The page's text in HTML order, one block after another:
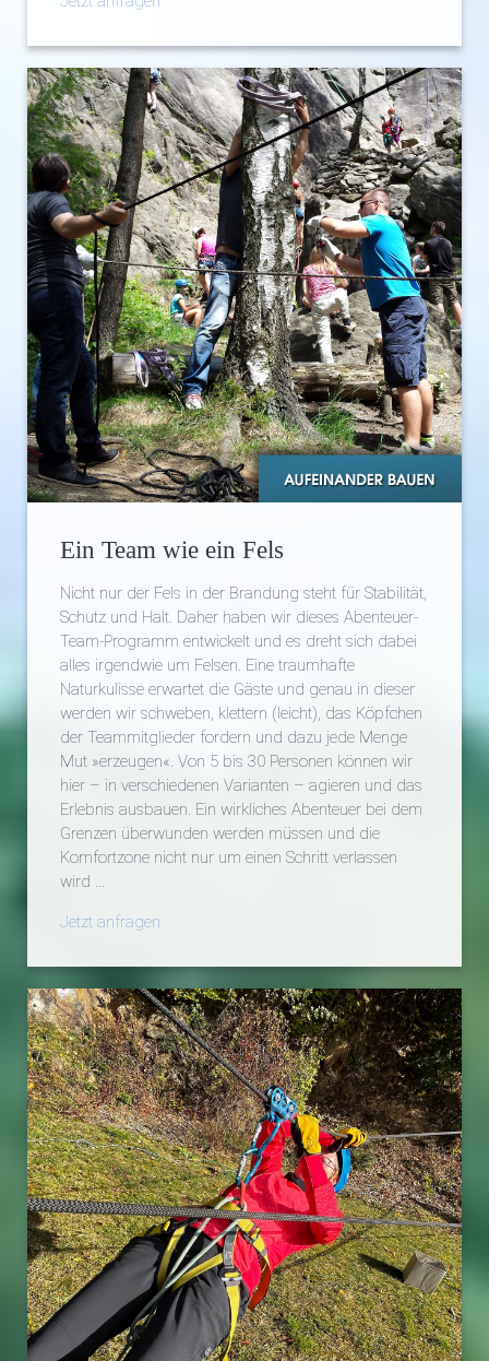
Ein Team wie ein Fels
Nicht nur der Fels in der Brandung steht für Stabilität,
Schutz und Halt. Daher haben wir dieses Abenteuer-
Team-Programm entwickelt und es dreht sich dabei
alles irgendwie um Felsen. Eine traumhafte
Naturkulisse erwartet die Gäste und genau in dieser
werden wir schweben, klettern (leicht), das Köpfchen
der Teammitglieder fordern und dazu jede Menge
Mut »erzeugen«. Von 5 bis 30 Personen können wir
hier – in verschiedenen Varianten – agieren und das
Erlebnis ausbauen. Ein wirkliches Abenteuer bei dem
Grenzen überwunden werden müssen und die
Komfortzone nicht nur um einen Schritt verlassen
wird ...
Jetzt anfragen